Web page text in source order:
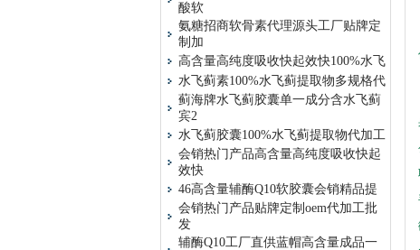
酸软
氨糖招商软骨素代理源头工厂贴牌定
制加
高含量高纯度吸收快起效快100%水飞
水飞蓟素100%水飞蓟提取物多规格代
蓟海牌水飞蓟胶囊单一成分含水飞蓟
宾2
水飞蓟胶囊100%水飞蓟提取物代加工
会销热门产品高含量高纯度吸收快起
效快
46高含量辅酶Q10软胶囊会销精品提
会销热门产品贴牌定制oem代加工批
发
辅酶Q10工厂直供蓝帽高含量成品一